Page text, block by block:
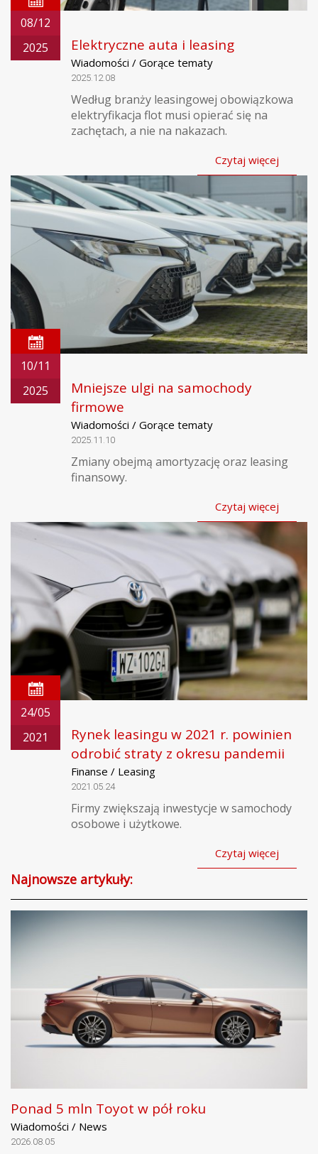
08/12
2025
Elektryczne auta i leasing
Wiadomości / Gorące tematy
2025.12.08
Według branży leasingowej obowiązkowa
elektryfikacja flot musi opierać się na
zachętach, a nie na nakazach.
Czytaj więcej
10/11
2025
Mniejsze ulgi na samochody
firmowe
Wiadomości / Gorące tematy
2025.11.10
Zmiany obejmą amortyzację oraz leasing
finansowy.
Czytaj więcej
24/05
2021
Rynek leasingu w 2021 r. powinien
odrobić straty z okresu pandemii
Finanse / Leasing
2021.05.24
Firmy zwiększają inwestycje w samochody
osobowe i użytkowe.
Czytaj więcej
Najnowsze artykuły:
Ponad 5 mln Toyot w pół roku
Wiadomości / News
2026.08.05